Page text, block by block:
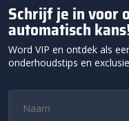
Schrijf je in voor
automatisch
Word VIP en ontdek als
onderhoudstips en